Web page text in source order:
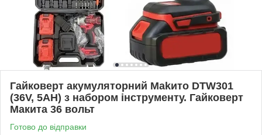
Гайковерт акумуляторний Makито DTW301
(36V, 5AH) з набором інструменту. Гайковерт
Макита 36 вольт
Готово до відправки